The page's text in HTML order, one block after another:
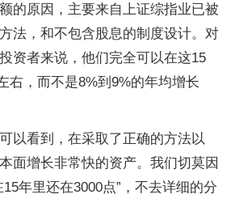
的原因，主要来自上证综指业已被
法，和不包含股息的制度设计。对
资者来说，他们完全可以在这15
右，而不是8%到9%的年均增长
以看到，在采取了正确的方法以
面增长非常快的资产。我们切莫因
年里还在3000点”，不去详细的分